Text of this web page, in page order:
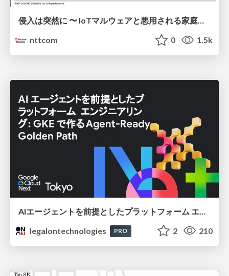
侵入は突然に 〜 IoTマルウェアと悪用される家庭の機器 ～ / When Intrusion Strikes: IoT Malware and the Abuse of Home Devices
nttcom
0 1.5k
legalontechnologies
PRO 2 210